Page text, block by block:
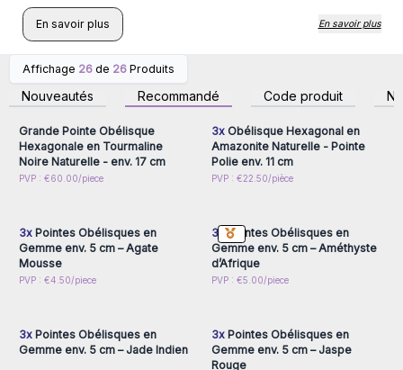
et favoriser l’élévation spirituelle.
Ces pointes sont idéales pour décorer des espaces de
méditation, créer des grilles de cristaux ou constituer des
autels personnels. Leur dimension maniable en fait aussi
d’excellents talismans ou cadeaux symboliques.
Vendues en lots de 3 ou par unité,
elles permettent une
présentation simple et attrayante en boutique.
Astuce de vente :proposez des coffrets thématiques
associant différentes pierres et leurs vertus spécifiques, ce
Ces pointes obélisques conviennent parfaitement aux
boutiques spécialisées en lithothérapie, bien-être, yoga, et
aux magasins ésotériques souhaitant diversifier leur
catalogue avec des produits authentiques et éthiques.
En savoir plus En savoir plus
Affichage 26 de 26 Produits
Nouveautés Recommandé Code produit
Connectez-vous ou
inscrivez-vous pour
accéder aux prix de gros
Grande Pointe Obélisque
Hexagonale en Tourmaline
Noire Naturelle - env. 17 cm
PVP : €60.00/piece
inscrivez-vous pour
accéder aux prix de gros
3xObélisque Hexagonal en
Amazonite Naturelle - Pointe
Polie env. 11 cm
PVP : €22.50/pièce
Connectez-vous ou
3xPointes Obélisques en
Gemme env. 5 cm – Agate
Mousse
PVP : €4.50/piece
Connectez-vous ou
3x Pointes Obélisques en
Gemme env. 5 cm – Améthyste
d’Afrique
PVP : €5.00/piece
Connectez-vous ou
3xPointes Obélisques en
Gemme env. 5 cm – Jade Indien
Connectez-vous ou
3xPointes Obélisques en
Gemme env. 5 cm – Jaspe
Rouge